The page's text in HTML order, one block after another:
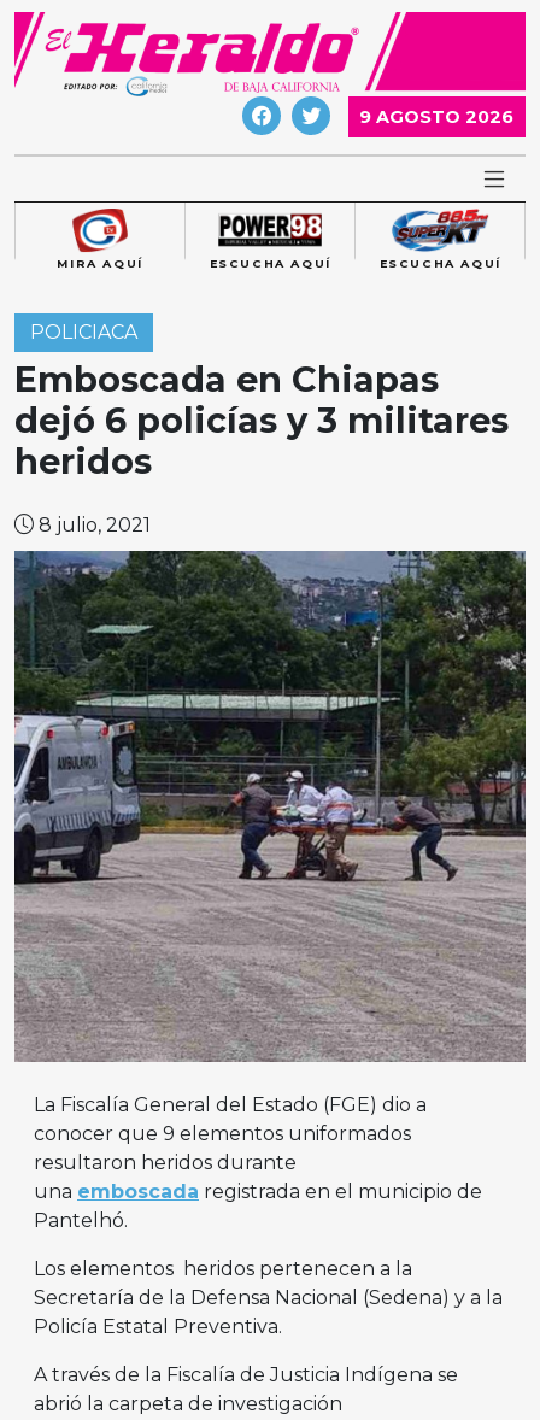
Skip
content
9 AGOSTO 2026
MIRA AQUÍ ESCUCHA AQUÍ ESCUCHA AQUÍ
POLICIACA
Emboscada en Chiapas
dejó 6 policías y 3 militares
heridos
8 julio, 2021
La Fiscalía General del Estado (FGE) dio a
conocer que 9 elementos uniformados
resultaron heridos durante
una emboscada registrada en el municipio de
Pantelhó.
Los elementos heridos pertenecen a la
Secretaría de la Defensa Nacional (Sedena) y a la
Policía Estatal Preventiva.
A través de la Fiscalía de Justicia Indígena se
abrió la carpeta de investigación